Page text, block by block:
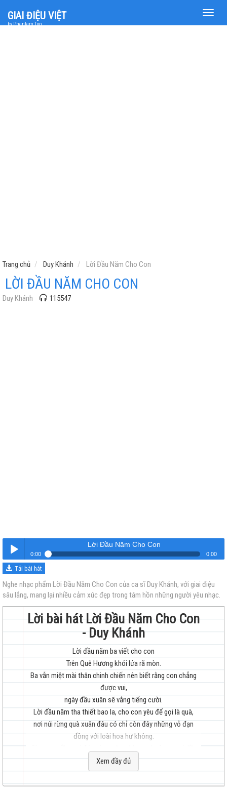
Toggle
GIAI ĐIỆU VIỆT
by Phantam Top
Trang chủ Duy Khánh Lời Đầu Năm Cho Con
LỜI ĐẦU NĂM CHO CON
Duy Khánh 115547
Nghe
Lời Đầu Năm Cho Con
0:00 0:00
Lời Đầu Năm Cho Con
Tải bài hát
Nghe nhạc phẩm Lời Đầu Năm Cho Con của ca sĩ Duy Khánh, với giai điệu
sâu lắng, mang lại nhiều cảm xúc đẹp trong tâm hồn những người yêu nhạc.
Lời bài hát Lời Đầu Năm Cho Con
- Duy Khánh
Lời đầu năm ba viết cho con
Trên Quê Hương khói lửa rã mòn.
Ba vẫn miệt mài thân chinh chiến nên biết rằng con chẳng
được vui,
ngày đầu xuân sẽ vắng tiếng cười.
Lời đầu năm tha thiết bao la, cho con yêu để gọi là quà,
nơi núi rừng quà xuân đâu có chỉ còn đây những vỏ đạn
đồng với loài hoa hư không.
tuổi ngọc ngà,
Một mai Quê hương không còn chinh chiến
Ba sẽ về thăm con bõ đi ngày tháng mỏi mòn.
Xem đầy đủ